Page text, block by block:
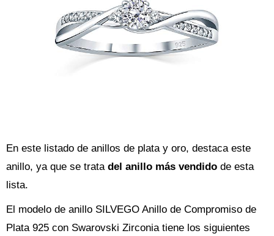
En este listado de anillos de plata y oro, destaca este
anillo, ya que se trata del anillo más vendido de esta
lista.
El modelo de anillo SILVEGO Anillo de Compromiso de
Plata 925 con Swarovski Zirconia tiene los siguientes